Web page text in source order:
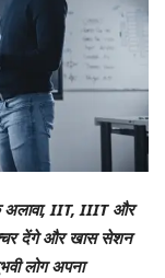
के अलावा, IIT, IIIT और
देंगे और खास सेशन
लोग अपना